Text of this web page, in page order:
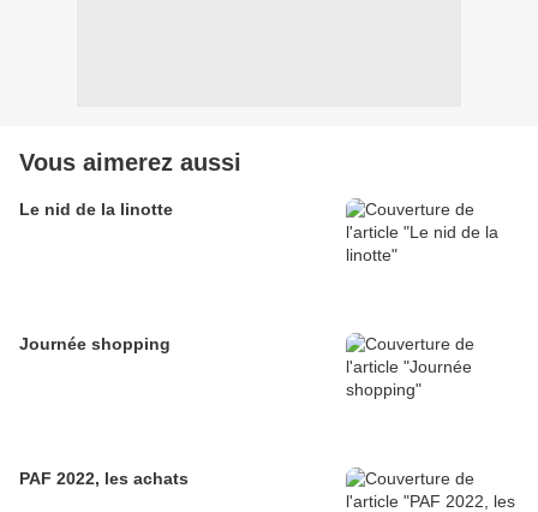
Vous aimerez aussi
Le nid de la linotte
Journée shopping
PAF 2022, les achats